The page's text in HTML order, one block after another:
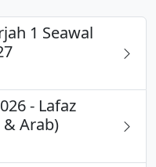
1 Seawal
- Lafaz
& Arab)